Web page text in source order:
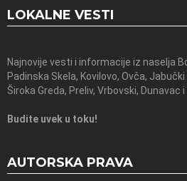
LOKALNE VESTI
Najnovije vesti i informacije iz naselja
Padinska Skela, Kovilovo, Ovča,
Široka Greda, Preliv, Vrbovski, Dunavac i
Budite uvek u toku!
AUTORSKA PRAVA